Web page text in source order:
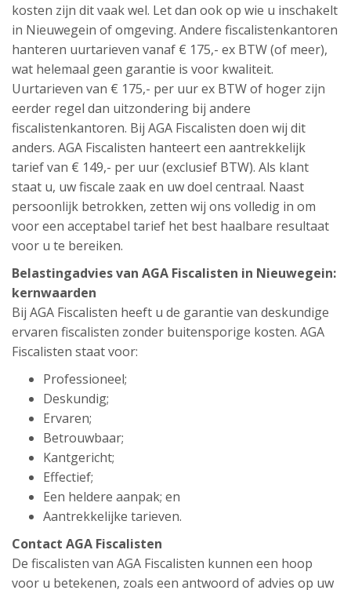
kosten zijn dit vaak wel. Let dan ook op wie u inschakelt
in Nieuwegein of omgeving. Andere fiscalistenkantoren
hanteren uurtarieven vanaf € 175,- ex BTW (of meer),
wat helemaal geen garantie is voor kwaliteit.
Uurtarieven van € 175,- per uur ex BTW of hoger zijn
eerder regel dan uitzondering bij andere
fiscalistenkantoren. Bij AGA Fiscalisten doen wij dit
anders. AGA Fiscalisten hanteert een aantrekkelijk
tarief van € 149,- per uur (exclusief BTW). Als klant
staat u, uw fiscale zaak en uw doel centraal. Naast
persoonlijk betrokken, zetten wij ons volledig in om
voor een acceptabel tarief het best haalbare resultaat
voor u te bereiken.
Belastingadvies van AGA Fiscalisten in Nieuwegein:
kernwaarden
Bij AGA Fiscalisten heeft u de garantie van deskundige
ervaren fiscalisten zonder buitensporige kosten. AGA
Fiscalisten staat voor:
Professioneel;
Deskundig;
Ervaren;
Betrouwbaar;
Kantgericht;
Effectief;
Een heldere aanpak; en
Aantrekkelijke tarieven.
Contact AGA Fiscalisten
De fiscalisten van AGA Fiscalisten kunnen een hoop
voor u betekenen, zoals een antwoord of advies op uw